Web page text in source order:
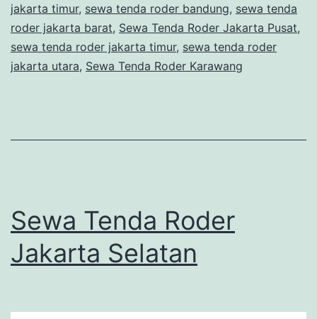
jakarta timur, sewa tenda roder bandung, sewa tenda
roder jakarta barat, Sewa Tenda Roder Jakarta Pusat,
sewa tenda roder jakarta timur, sewa tenda roder
jakarta utara, Sewa Tenda Roder Karawang
Sewa Tenda Roder
Jakarta Selatan